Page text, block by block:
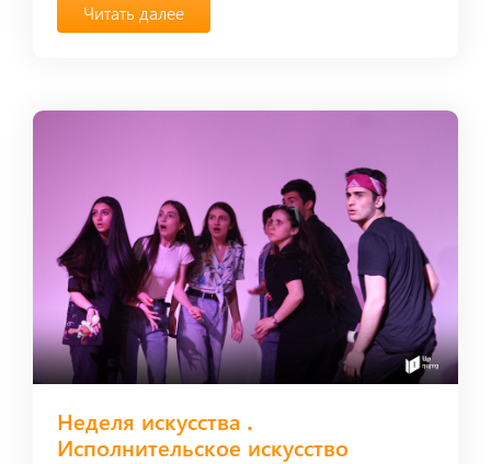
Читать далее
Неделя искусства ․
Исполнительское искусство